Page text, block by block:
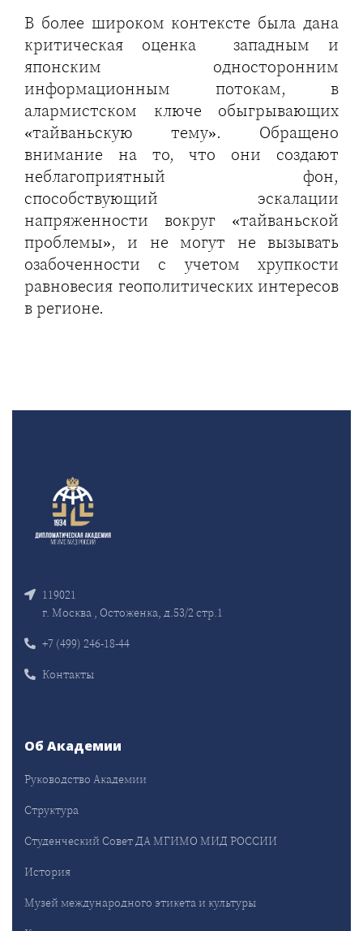
В более широком контексте была дана
критическая оценка западным и
японским односторонним
информационным потокам, в
алармистском ключе обыгрывающих
«тайваньскую тему». Обращено
внимание на то, что они создают
неблагоприятный фон,
способствующий эскалации
напряженности вокруг «тайваньской
проблемы», и не могут не вызывать
озабоченности с учетом хрупкости
равновесия геополитических интересов
в регионе.
119021
г. Москва , Остоженка, д.53/2 стр.1
+7 (499) 246-18-44
Контакты
Об Академии
Руководство Академии
Структура
Студенческий Совет ДА МГИМО МИД РОССИИ
История
Музей международного этикета и культуры